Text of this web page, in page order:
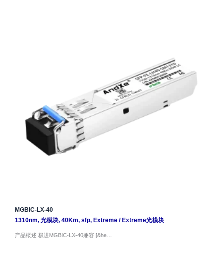
MGBIC-LX-40
1310nm, 光模块, 40Km, sfp, Extreme/ Extreme光模块
产品概述 极进MGBIC-LX-40兼容 [&he…